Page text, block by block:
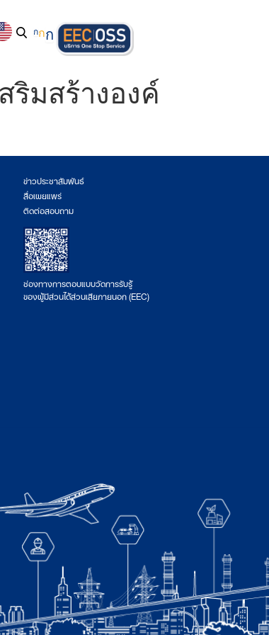
กกก
ริมสร้างองค์
ข่าวประชาสัมพันธ์
สื่อเผยแพร่
ติดต่อสอบถาม
ช่องทางการตอบแบบวัดการรับรู้
ของผู้มีส่วนได้ส่วนเสียภายนอก (EEC)